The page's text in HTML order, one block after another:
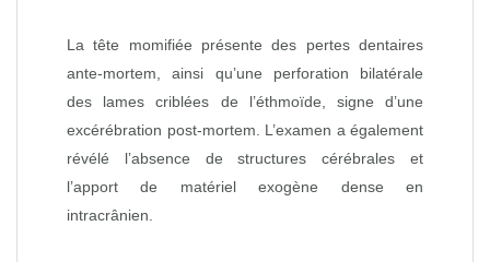
La tête momifiée présente des pertes dentaires
ante-mortem, ainsi qu’une perforation bilatérale
des lames criblées de l’éthmoïde, signe d’une
excérébration post-mortem. L’examen a également
révélé l’absence de structures cérébrales et
l’apport de matériel exogène dense en
intracrânien.